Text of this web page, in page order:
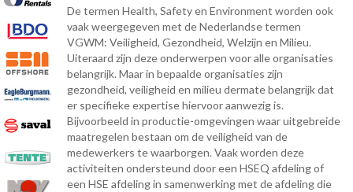
De termen Health, Safety en Environment worden ook
vaak weergegeven met de Nederlandse termen
VGWM: Veiligheid, Gezondheid, Welzijn en Milieu.
Uiteraard zijn deze onderwerpen voor alle organisaties
belangrijk. Maar in bepaalde organisaties zijn
gezondheid, veiligheid en milieu dermate belangrijk dat
er specifieke expertise hiervoor aanwezig is.
Bijvoorbeeld in productie-omgevingen waar uitgebreide
maatregelen bestaan om de veiligheid van de
medewerkers te waarborgen. Vaak worden deze
activiteiten ondersteund door een HSEQ afdeling of
een HSE afdeling in samenwerking met de afdeling die